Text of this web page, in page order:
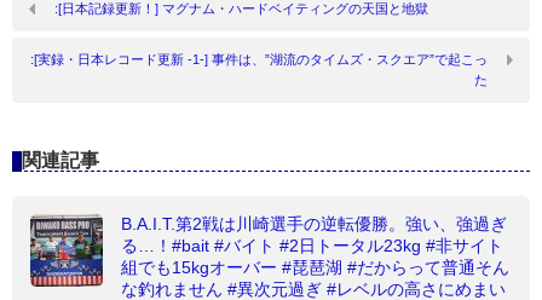
:[日本記録更新！] マグナム・ハードベイティングの天国と地獄
:[実録・日本レコード更新 -1-] 事件は、”湖流のタイムズ・スクエア”で起こっ
た
関連記事
B.A.I.T.第2戦は川崎選手の逆転優勝。強い、強過ぎ
る…！#bait #バイト #2日トータル23kg #非サイト
組でも15kgオーバー #琵琶湖 #だからって普通そん
な釣れません #異次元過ぎ #レベルの高さにめまい